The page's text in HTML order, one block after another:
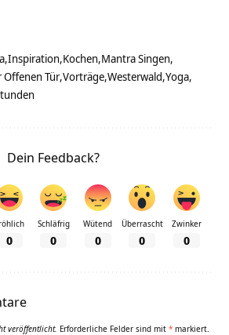
Inspiration Kochen Mantra Singen
Offenen Tür Vorträge Westerwald Yoga
Dein Feedback?
0
Schläfrig
0
Wütend
0
Überrascht
0
Zwinker
0
veröffentlicht. Erforderliche Felder sind mit * markiert.